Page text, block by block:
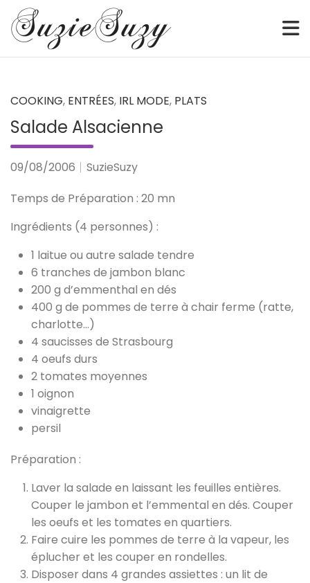
content
SuzieSuzy
Sketch • Watercolor • Illustration • Webcomic • Digital
COOKING, ENTRÉES, IRL MODE, PLATS
Salade Alsacienne
09/08/2006
SuzieSuzy
Temps de Préparation : 20 mn
Ingrédients (4 personnes) :
1 laitue ou autre salade tendre
6 tranches de jambon blanc
200 g d’emmenthal en dés
400 g de pommes de terre à chair ferme (ratte,
charlotte…)
4 saucisses de Strasbourg
4 oeufs durs
2 tomates moyennes
1 oignon
vinaigrette
persil
Préparation :
Laver la salade en laissant les feuilles entières.
Couper le jambon et l’emmental en dés. Couper
les oeufs et les tomates en quartiers.
Faire cuire les pommes de terre à la vapeur, les
éplucher et les couper en rondelles.
Disposer dans 4 grandes assiettes : un lit de